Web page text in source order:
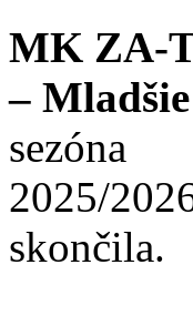
MK ZA-
–
sezóna
2025/
skončila.